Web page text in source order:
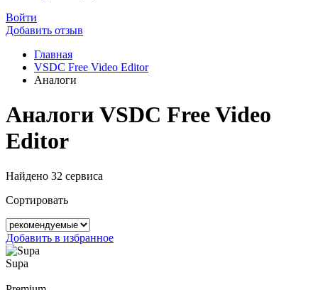
Войти
Добавить отзыв
Главная
VSDC Free Video Editor
Аналоги
Аналоги VSDC Free Video
Editor
Найдено 32 сервиса
Сортировать
Добавить в избранное
Supa